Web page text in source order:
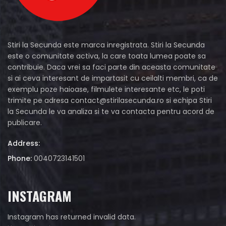
Stiri la Secunda este marca inregistrata. Stiri la Secunda
este o comunitate activa, la care toata lumea poate sa
contribuie. Daca vrei sa faci parte din aceasta comunitate
si ai ceva interesant de impartasit cu ceilalti membri, ca de
exemplu poze haioase, filmulete interesante etc, le poti
trimite pe adresa contact@stirilasecunda.ro si echipa Stiri
la Secunda le va analiza si te va contacta pentru acord de
publicare.
Address:
Phone: 0040723141501
INSTAGRAM
Instagram has returned invalid data.